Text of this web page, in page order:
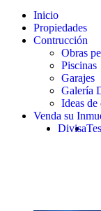
Inicio
Propiedades
Contrucción
Obras
Piscinas
Garajes
Galería
Ideas de
Venda su
Divisa